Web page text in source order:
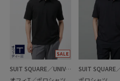
SUIT SQUARE／UNIVERSAL LANGUAGE